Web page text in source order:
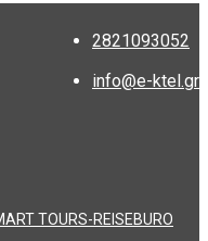
2821093052
info@e-ktel.gr
TOURS-REISEBURO